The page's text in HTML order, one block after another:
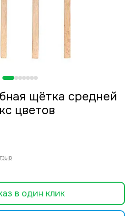
щётка средней
цветов
в один клик